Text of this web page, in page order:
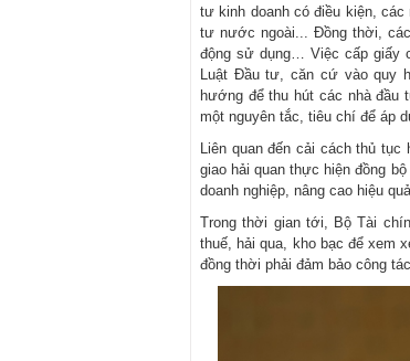
tư kinh doanh có điều kiện,
tư nước ngoài... Đồng thời,
động sử dụng… Việc cấp giấy
Luật Đầu tư, căn cứ vào quy
hướng để thu hút các nhà
một nguyên tắc, tiêu chí để áp
Liên quan đến cải cách thủ
giao hải quan thực hiện đồng
doanh nghiệp, nâng cao hiệu
Trong thời gian tới, Bộ Tài
thuế, hải qua, kho bạc để xem
đồng thời phải đảm bảo công